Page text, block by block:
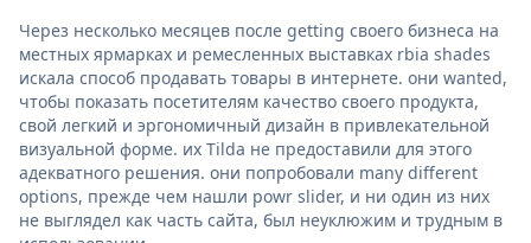
Через несколько месяцев после getting своего бизнеса на
местных ярмарках и ремесленных выставках rbia shades
искала способ продавать товары в интернете. они wanted,
чтобы показать посетителям качество своего продукта,
свой легкий и эргономичный дизайн в привлекательной
визуальной форме. их Tilda не предоставили для этого
адекватного решения. они попробовали many different
options, прежде чем нашли powr slider, и ни один из них
не выглядел как часть сайта, был неуклюжим и трудным в